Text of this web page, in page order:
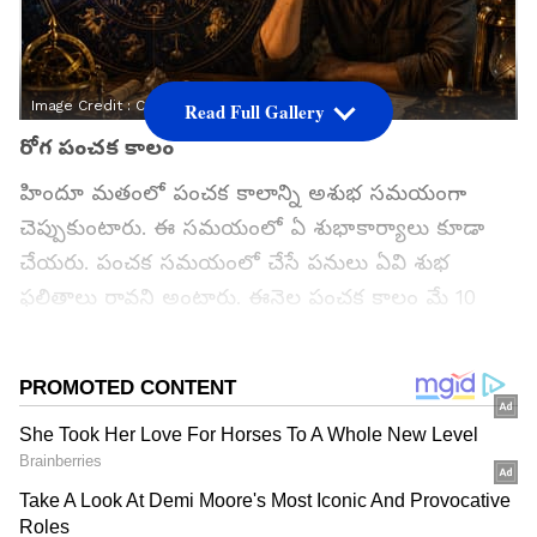
Image Credit :Chat Gpt
రోగ పంచక కాలం
హిందూ మతంలో పంచక కాలాన్ని అశుభ సమయంగా
చెప్పుకుంటారు. ఈ సమయంలో ఏ శుభాకార్యాలు కూడా
చేయరు. పంచక సమయంలో చేసే పనులు ఏవి శుభ
ఫలితాలు రావని అంటారు. ఈనెల పంచక కాలం మే 10
అంటారు. ఈ రోజు నుంచి ఐదు రోజులు పాటు మూడు
రాశుల మహా జాగ్రత్తగా ఉండాలి.
ను మీ ఫ్రిఫర్డ్ సోర్స్ గా ఎంచుకోండి
Read Full Gallery